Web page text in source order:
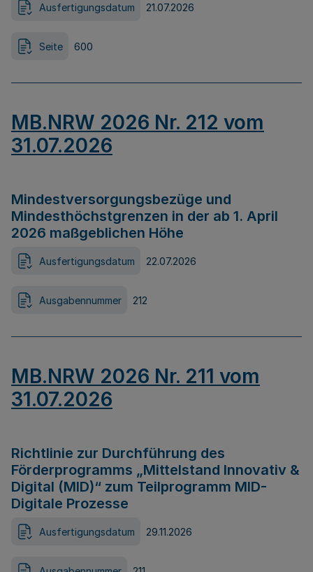
Ausfertigungsdatum 21.07.2026
Seite 600
MB.NRW 2026 Nr. 212 vom
31.07.2026
Mindestversorgungsbezüge und
Mindesthöchstgrenzen in der ab 1. April
2026 maßgeblichen Höhe
Ausfertigungsdatum 22.07.2026
Ausgabennummer 212
MB.NRW 2026 Nr. 211 vom
31.07.2026
Richtlinie zur Durchführung des
Förderprogramms „Mittelstand Innovativ &
Digital (MID)“ zum Teilprogramm MID-
Digitale Prozesse
Ausfertigungsdatum 29.11.2026